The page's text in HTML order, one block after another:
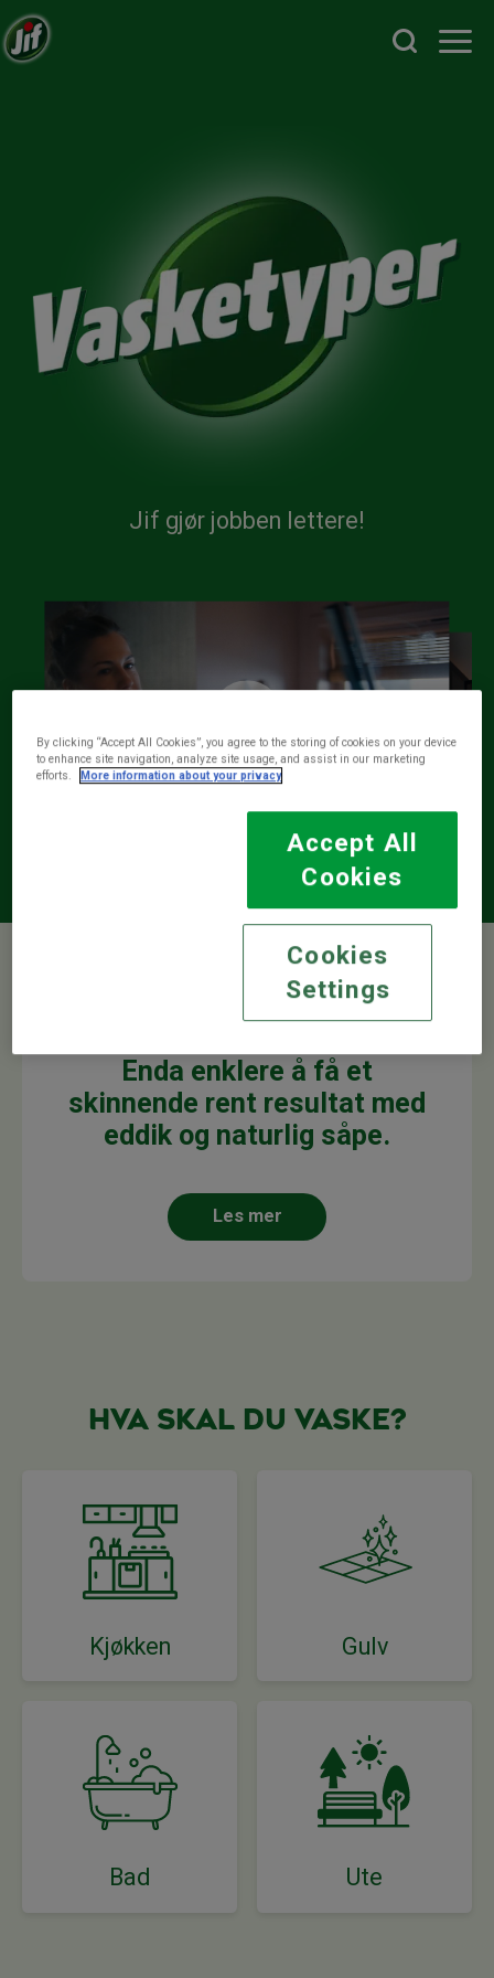
Jif gjør jobben lettere!
RENGJØRING MED NATURLIGE INGREDIENSER
Enda enklere å få et
skinnende rent resultat med
eddik og naturlig såpe.
Les mer
Hva skal du vaske?
Kjøkken Gulv
Bad Ute
By clicking “Accept All Cookies”, you agree to the storing of cookies on your device
to enhance site navigation, analyze site usage, and assist in our marketing
efforts.
More information about your privacy
Accept All
Cookies
Cookies
Settings